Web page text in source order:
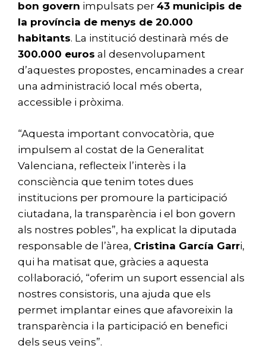
bon govern impulsats per 43 municipis de
la província de menys de 20.000
habitants. La institució destinarà més de
300.000 euros al desenvolupament
d’aquestes propostes, encaminades a crear
una administració local més oberta,
accessible i pròxima.
“Aquesta important convocatòria, que
impulsem al costat de la Generalitat
Valenciana, reflecteix l’interès i la
consciència que tenim totes dues
institucions per promoure la participació
ciutadana, la transparència i el bon govern
als nostres pobles”, ha explicat la diputada
responsable de l’àrea, Cristina García Garri,
qui ha matisat que, gràcies a aquesta
col·laboració, “oferim un suport essencial als
nostres consistoris, una ajuda que els
permet implantar eines que afavoreixin la
transparència i la participació en benefici
dels seus veïns”.